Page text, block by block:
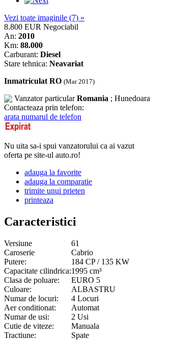
Vezi toate imaginile (7) »
8.800 EUR Negociabil
An: 2010
Km: 88.000
Carburant: Diesel
Stare tehnica: Neavariat
Inmatriculat RO (Mar 2017)
Vanzator particularRomania ; Hunedoara
Contacteaza prin telefon:
arata numarul de telefon
Nu uita sa-i spui vanzatorului ca ai vazut
oferta pe site-ul auto.ro!
adauga la favorite
adauga la comparatie
trimite unui prieten
printeaza
Caracteristici
Versiune
61
Caroserie
Cabrio
Putere:
184 CP / 135 KW
Capacitate cilindrica:1995 cm³
Clasa de poluare:
EURO 5
Culoare:
ALBASTRU
Numar de locuri:
4 Locuri
Aer conditionat:
Automat
Numar de usi:
2 Usi
Cutie de viteze:
Manuala
Tractiune:
Spate